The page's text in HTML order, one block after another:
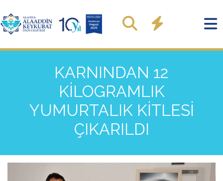
KARNINDAN 12
KİLOGRAMLIK
YUMURTALIK KİTLESİ
ÇIKARILDI